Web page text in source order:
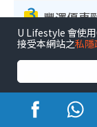
3
4
5
U Lifestyle 會使
接受本網站之私隱